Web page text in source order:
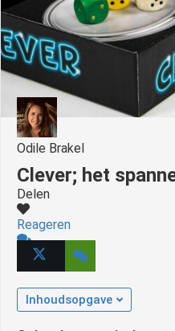
Odile Brakel
Clever; het
Delen
Reageren
Inhoudsopgave